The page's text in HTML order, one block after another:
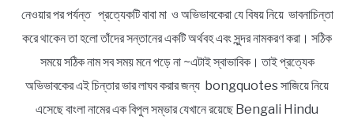
নেওয়ার পর পর্যন্ত প্রত্যেকটি বাবা মা ও অভিভাবকেরা যে বিষয় নিয়ে ভাবনাচিন্তা
করে থাকেন তা হলো তাঁদের সন্তানের একটি অর্থবহ এবং সুন্দর নামকরণ করা। সঠিক
সময়ে সঠিক নাম সব সময় মনে পড়ে না ~এটাই স্বাভাবিক। তাই প্রত্যেক
অভিভাবকের এই চিন্তার ভার লাঘব করার জন্য bongquotes সাজিয়ে নিয়ে
এসেছে বাংলা নামের এক বিপুল সম্ভার যেখানে রয়েছে Bengali Hindu